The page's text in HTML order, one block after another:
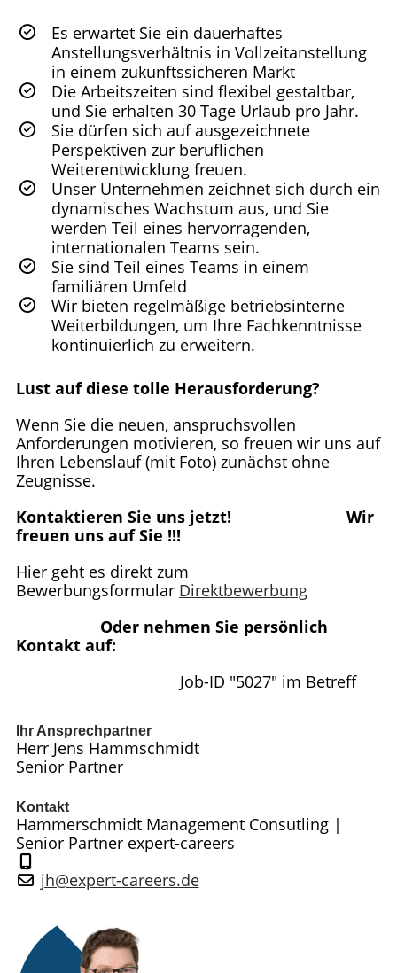
Es erwartet Sie ein dauerhaftes
Anstellungsverhältnis in Vollzeitanstellung
in einem zukunftssicheren Markt
Die Arbeitszeiten sind flexibel gestaltbar,
und Sie erhalten 30 Tage Urlaub pro Jahr.
Sie dürfen sich auf ausgezeichnete
Perspektiven zur beruflichen
Weiterentwicklung freuen.
Unser Unternehmen zeichnet sich durch ein
dynamisches Wachstum aus, und Sie
werden Teil eines hervorragenden,
internationalen Teams sein.
Sie sind Teil eines Teams in einem
familiären Umfeld
Wir bieten regelmäßige betriebsinterne
Weiterbildungen, um Ihre Fachkenntnisse
kontinuierlich zu erweitern.
Lust auf diese tolle Herausforderung?
Wenn Sie die neuen, anspruchsvollen
Anforderungen motivieren, so freuen wir uns auf
Ihren Lebenslauf (mit Foto) zunächst ohne
Zeugnisse.
Kontaktieren Sie uns jetzt! Wir
freuen uns auf Sie !!!
Hier geht es direkt zum
Bewerbungsformular Direktbewerbung
Oder nehmen Sie persönlich
Kontakt auf:
Job-ID "5027" im Betreff
Ihr Ansprechpartner
Herr Jens Hammschmidt
Senior Partner
Kontakt
Hammerschmidt Management Consutling |
Senior Partner expert-careers
jh@expert-careers.de